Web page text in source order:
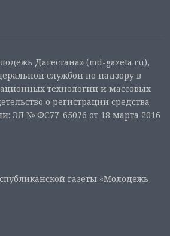
Дагестана» (md-gazeta.ru),
службой по надзору в
технологий и массовых
о регистрации средства
ЭЛ № ФС77-65076 от 18 марта 2016
газеты «Молодежь